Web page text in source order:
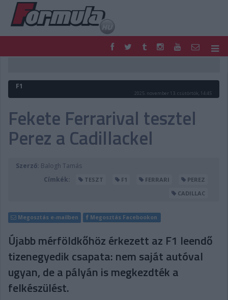
FORMULA
MOTOR
HAZAI
PODCAST
SHOP
LIVE
TIPPJÁTÉK
DIGITÁLIS MAGAZIN
PONTÁLLÁSOK
F1
2025. november 13. csütörtök, 14:45
Fekete Ferrarival tesztel
Perez a Cadillackel
Szerző: Balogh Tamás
Címkék:
TESZT F1 FERRARI
PEREZ
CADILLAC
Megosztás e-mailben Megosztás Facebookon
Újabb mérföldkőhöz érkezett az F1 leendő
tizenegyedik csapata: nem saját autóval
ugyan, de a pályán is megkezdték a
felkészülést.